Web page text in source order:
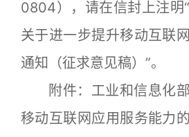
0804），请在信封上注明
关于进一步提升移动互联
通知（征求意见稿）”。
附件：工业和信息化部
移动互联网应用服务能力